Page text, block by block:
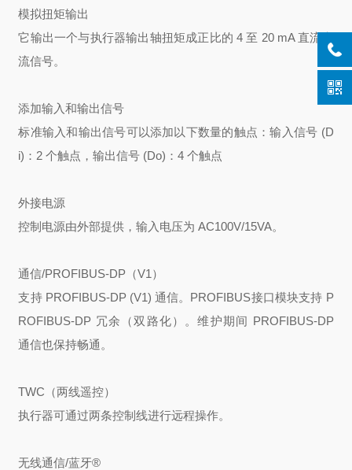
模拟扭矩输出
它输出一个与执行器输出轴扭矩成正比的 4 至 20 mA 直流电
流信号。
添加输入和输出信号
标准输入和输出信号可以添加以下数量的触点：输入信号 (D
i)：2 个触点，输出信号 (Do)：4 个触点
外接电源
控制电源由外部提供，输入电压为 AC100V/15VA。
通信/PROFIBUS-DP（V1）
支持 PROFIBUS-DP (V1) 通信。PROFIBUS接口模块支持 P
ROFIBUS-DP 冗余（双路化）。维护期间 PROFIBUS-DP
通信也保持畅通。
TWC（两线遥控）
执行器可通过两条控制线进行远程操作。
无线通信/蓝牙®